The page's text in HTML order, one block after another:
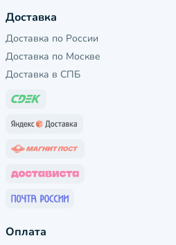
Доставка
Доставка по России
Доставка по Москве
Доставка в СПБ
Оплата